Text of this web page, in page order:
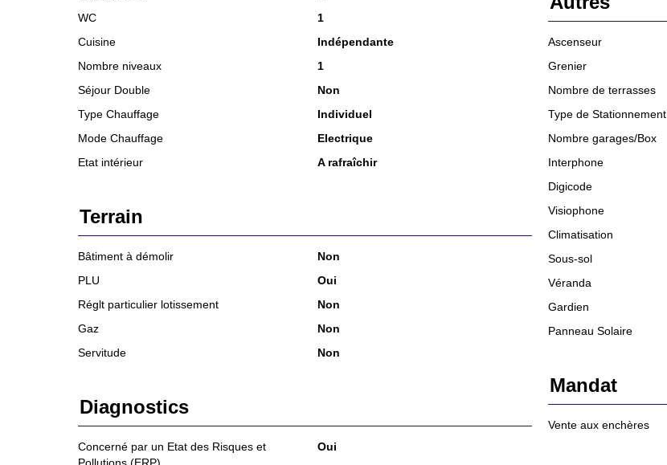
WC
1
Cuisine
Indépendante
Nombre niveaux
1
Séjour Double
Non
Type Chauffage
Individuel
Mode Chauffage
Electrique
Etat intérieur
A rafraîchir
Ascenseur
Grenier
Nombre de terrasses
Type de Stationnement
Nombre garages/Box
Interphone
Digicode
Visiophone
Climatisation
Sous-sol
Véranda
Gardien
Panneau Solaire
Terrain
Bâtiment à démolir
Non
PLU
Oui
Réglt particulier lotissement
Non
Gaz
Non
Servitude
Non
Mandat
Vente aux enchères
Diagnostics
Concerné par un Etat des Risques et
Pollutions (ERP)
Oui